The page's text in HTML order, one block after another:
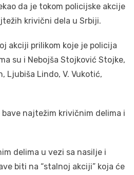
da je tokom policijske akcije
krivični dela u Srbiji.
akciji prilikom koje je policija
su i Nebojša Stojković Stojke,
Ljubiša Lindo, V. Vukotić,
najtežim krivičnim delima i
delima u vezi sa nasilje i
biti na “stalnoj akciji” koja će